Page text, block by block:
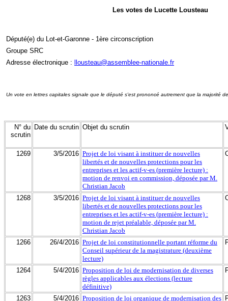
Les votes de Lucette Lousteau
Député(e) du Lot-et-Garonne - 1ère circonscription
Groupe SRC
Adresse électronique :
llousteau@assemblee-nationale.fr
Un vote en lettres capitales signale que le député s'est prononcé autrement que la majorité
N° du
scrutin
Date du scrutin Objet du scrutin
1269 3/5/2016 Projet de loi visant à instituer de nouvelles
libertés et de nouvelles protections pour les
entreprises et les actif-v-es (première lecture) :
motion de renvoi en commission, déposée par M.
Christian Jacob
1268 3/5/2016 Projet de loi visant à instituer de nouvelles
libertés et de nouvelles protections pour les
entreprises et les actif-v-es (première lecture) :
motion de rejet préalable, déposée par M.
Christian Jacob
1266 26/4/2016 Projet de loi constitutionnelle portant réforme du
Conseil supérieur de la magistrature (deuxième
lecture)
1264 5/4/2016 Proposition de loi de modernisation de diverses
règles applicables aux élections (lecture
définitive)
1263 5/4/2016 Proposition de loi organique de modernisation des